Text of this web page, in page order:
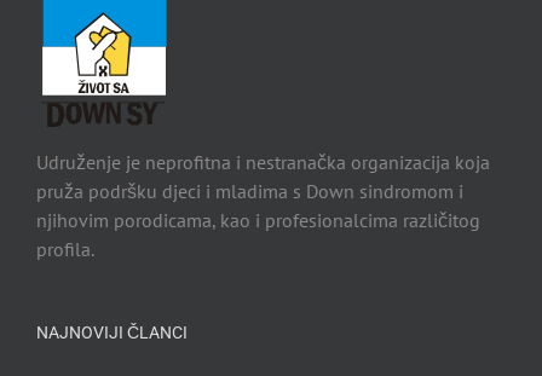
Udruženje je neprofitna i nestranačka organizacija koja
pruža podršku djeci i mladima s Down sindromom i
njihovim porodicama, kao i profesionalcima različitog
profila.
NAJNOVIJI ČLANCI